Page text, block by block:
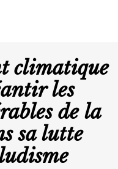
climatique
les
de la
sa lutte